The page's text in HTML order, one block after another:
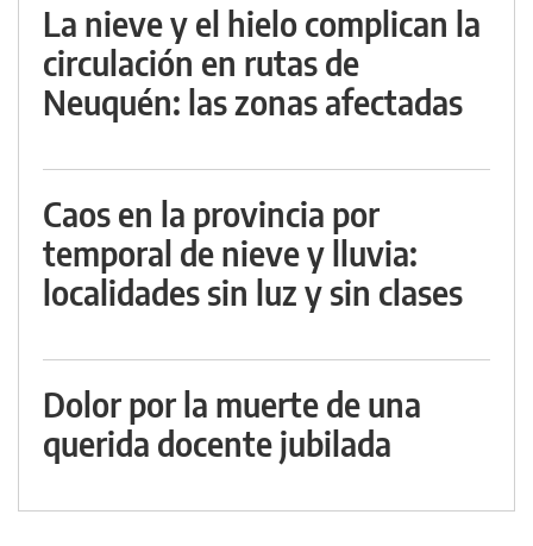
La nieve y el hielo complican la
circulación en rutas de
Neuquén: las zonas afectadas
Caos en la provincia por
temporal de nieve y lluvia:
localidades sin luz y sin clases
Dolor por la muerte de una
querida docente jubilada